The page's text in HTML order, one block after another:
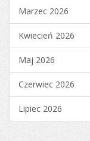
Marzec 2026
Kwiecień 2026
Maj 2026
Czerwiec 2026
Lipiec 2026